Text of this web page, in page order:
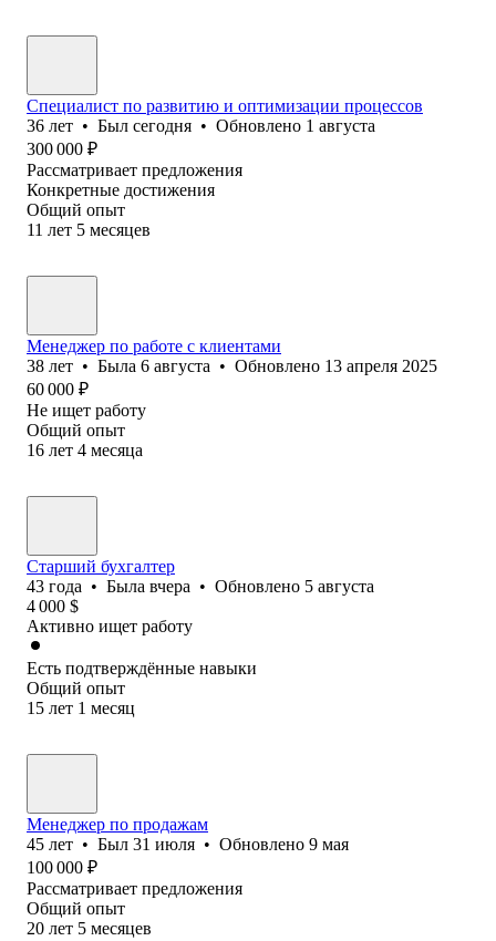
Специалист по развитию и оптимизации процессов
36 лет • Был сегодня • Обновлено 1 августа
300 000 ₽
Рассматривает предложения
Конкретные достижения
Общий опыт
11 лет 5 месяцев
Менеджер по работе с клиентами
38 лет • Была 6 августа • Обновлено 13 апреля 2025
60 000 ₽
Не ищет работу
Общий опыт
16 лет 4 месяца
Старший бухгалтер
43 года • Была вчера • Обновлено 5 августа
4 000 $
Активно ищет работу
Есть подтверждённые навыки
Общий опыт
15 лет 1 месяц
Менеджер по продажам
45 лет • Был 31 июля • Обновлено 9 мая
100 000 ₽
Рассматривает предложения
Общий опыт
20 лет 5 месяцев